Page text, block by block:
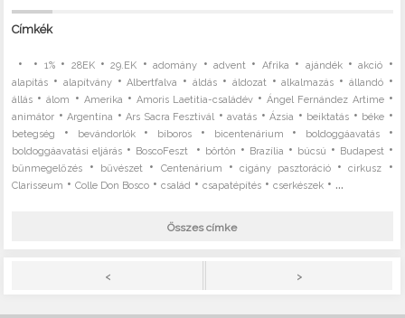
Címkék
• • 1%• 28EK•29.EK •adomány •advent • Afrika • ajándék•akció •
alapítás • alapítvány•Albertfalva •áldás • áldozat•alkalmazás • állandó•
állás •álom • Amerika • Amoris Laetitia-családév •Ángel Fernández Artime•
animátor •Argentína •Ars Sacra Fesztivál •avatás •Ázsia • beiktatás • béke •
betegség • bevándorlók• bíboros • bicentenárium • boldoggáavatás•
boldoggáavatási eljárás • BoscoFeszt • börtön • Brazília • búcsú • Budapest•
bűnmegelőzés • bűvészet• Centenárium •cigány pasztoráció•cirkusz •
Clarisseum •Colle Don Bosco •család •csapatépítés •cserkészek • ...
Összes címke
< >